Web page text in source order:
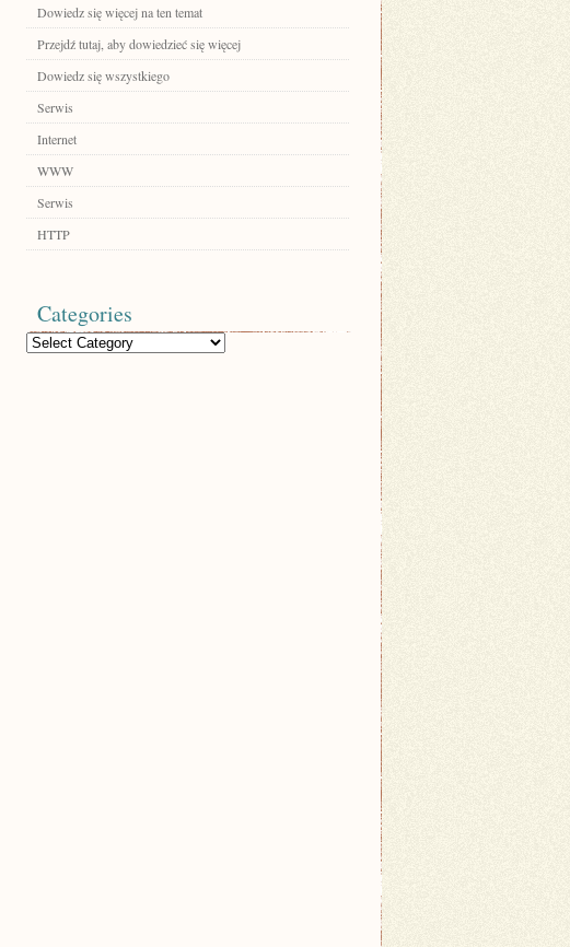
Dowiedz się więcej na ten temat
Przejdź tutaj, aby dowiedzieć się więcej
Dowiedz się wszystkiego
Serwis
Internet
WWW
Serwis
HTTP
Categories
Categories